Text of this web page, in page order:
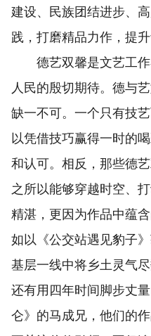
建设、民族团结进步、
践，打磨精品力作，提
德艺双馨是文艺工作
人民的殷切期待。德与
缺一不可。一个只有技
以凭借技巧赢得一时的
和认可。相反，那些德
之所以能够穿越时空、
精湛，更因为作品中蕴
如以《公交站遇见豹子
基层一线中将乡土灵气
还有用四年时间脚步丈
仑》的马成兄，他们的